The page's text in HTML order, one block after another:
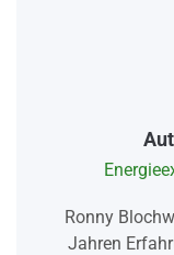
Ronny
Jahren